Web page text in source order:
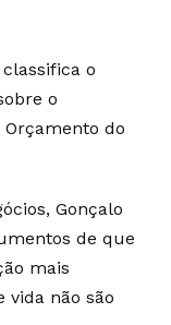
o
o
do
Gonçalo
de que
mais
vida não são